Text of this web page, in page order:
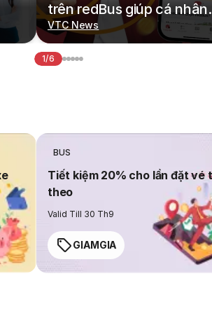
trên redBus giúp cá nhân
hoá hành trình di chuyển
VTC News
1/6
BUS
Tiết kiệm 20% cho lần đặt vé
theo
Valid Till 30 Th9
GIAMGIA